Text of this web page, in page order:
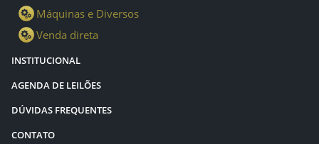
Máquinas e Diversos
Venda direta
INSTITUCIONAL
AGENDA DE LEILÕES
DÚVIDAS FREQUENTES
CONTATO